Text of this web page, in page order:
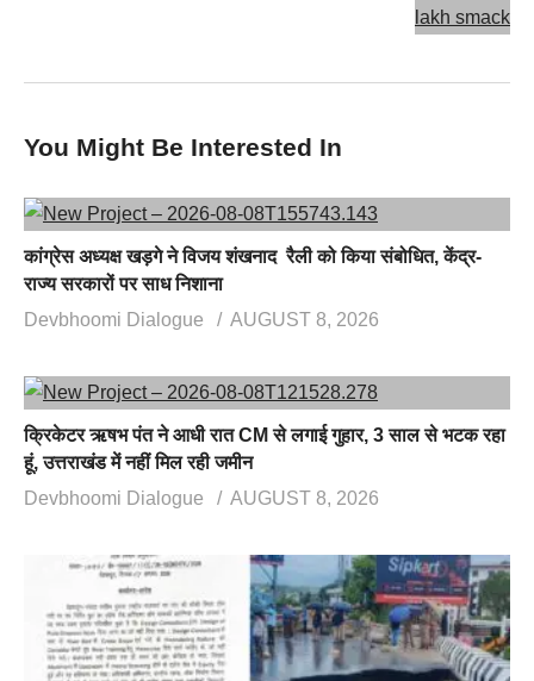
You Might Be Interested In
कांग्रेस अध्यक्ष खड़गे ने विजय शंखनाद रैली को किया संबोधित, केंद्र-
राज्य सरकारों पर साध निशाना
Devbhoomi Dialogue
AUGUST 8, 2026
क्रिकेटर ऋषभ पंत ने आधी रात CM से लगाई गुहार, 3 साल से भटक रहा
हूं, उत्तराखंड में नहीं मिल रही जमीन
Devbhoomi Dialogue
AUGUST 8, 2026